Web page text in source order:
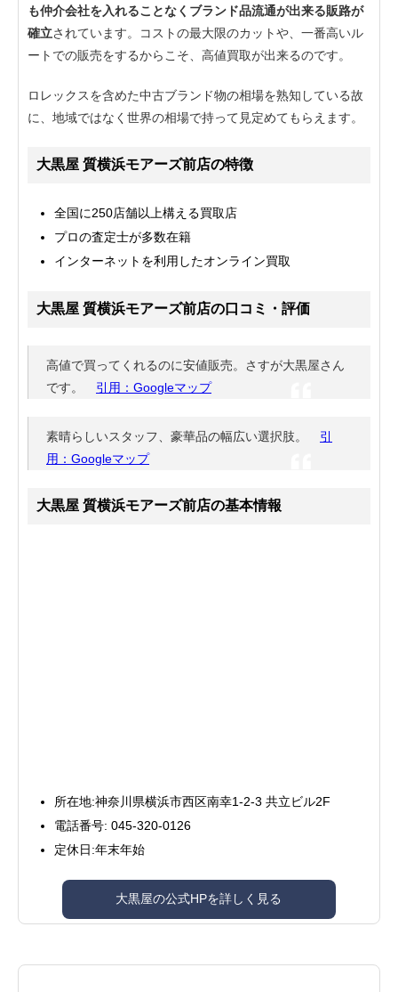
も仲介会社を入れることなくブランド品流通が出来る販路が
確立されています。コストの最大限のカットや、一番高いル
ートでの販売をするからこそ、高値買取が出来るのです。
ロレックスを含めた中古ブランド物の相場を熟知している故
に、地域ではなく世界の相場で持って見定めてもらえます。
大黒屋 質横浜モアーズ前店の特徴
全国に250店舗以上構える買取店
プロの査定士が多数在籍
インターネットを利用したオンライン買取
大黒屋 質横浜モアーズ前店の口コミ・評価
高値で買ってくれるのに安値販売。さすが大黒屋さん
です。 引用：Googleマップ
素晴らしいスタッフ、豪華品の幅広い選択肢。 引
用：Googleマップ
大黒屋 質横浜モアーズ前店の基本情報
所在地:神奈川県横浜市西区南幸1-2-3 共立ビル2F
電話番号: 045-320-0126
定休日:年末年始
大黒屋の公式HPを詳しく見る